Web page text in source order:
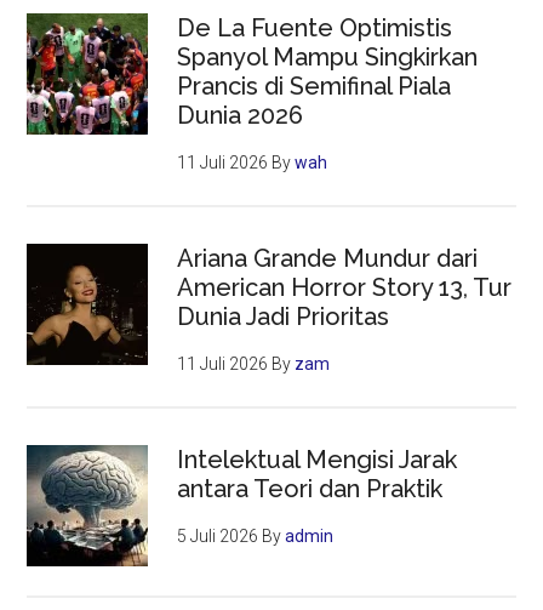
De La Fuente Optimistis
Spanyol Mampu Singkirkan
Prancis di Semifinal Piala
Dunia 2026
11 Juli 2026 Bywah
Ariana Grande Mundur dari
American Horror Story 13, Tur
Dunia Jadi Prioritas
11 Juli 2026 By zam
Intelektual Mengisi Jarak
antara Teori dan Praktik
5 Juli 2026 Byadmin